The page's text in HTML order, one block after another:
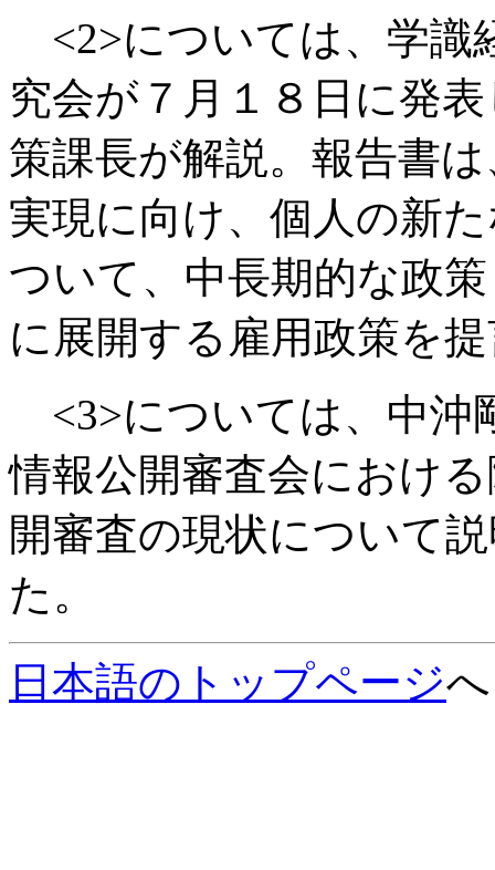
<2>については、学識
究会が７月１８日に発
策課長が解説。報告書
実現に向け、個人の新
ついて、中長期的な政
に展開する雇用政策を
<3>については、中沖
情報公開審査会におけ
開審査の現状について
た。
日本語のトップページへ